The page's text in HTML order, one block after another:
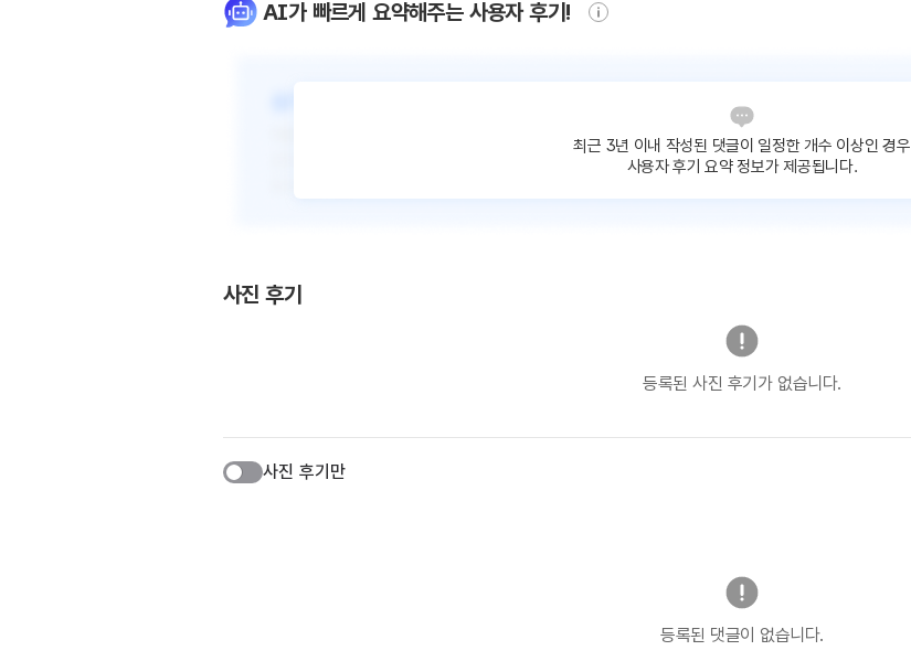
AI가 빠르게 요약해주는 사용자 후기!
최근 3년 이내 작성된 댓글이 일정한 개수 이상인 경우
사용자 후기 요약 정보가 제공됩니다.
사진 후기
등록된 사진 후기가 없습니다.
사진 후기만
등록된 댓글이 없습니다.